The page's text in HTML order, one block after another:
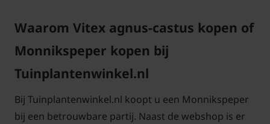
Vroeger werd dit als kruidengeneesmiddel gebruikt
door de monniken. Vandaar ook de naam
in kloostertuin gekweekt en werd door de monniken
gebruikt om de kuisheid te bevorderen.
Waarom Vitex agnus-castus kopen of
Monnikspeper kopen bij
Tuinplantenwinkel.nl
Bij Tuinplantenwinkel.nl koopt u een Monnikspeper
bij een betrouwbare partij. Naast de webshop is er